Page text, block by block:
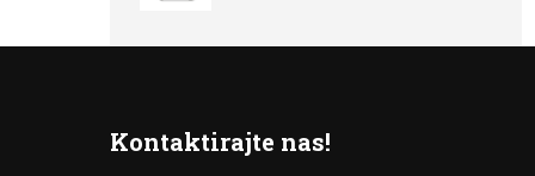
Kontaktirajte nas!